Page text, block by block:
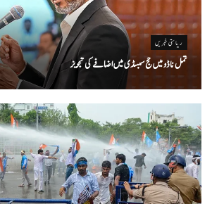
ریاستی خبریں
تمل ناڈو میں حج سبسڈی میں اضافے کی تجویز